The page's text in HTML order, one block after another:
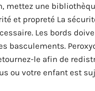
mettez une
et propreté La
Les bords
basculements.
le afin de
ou votre enfant est